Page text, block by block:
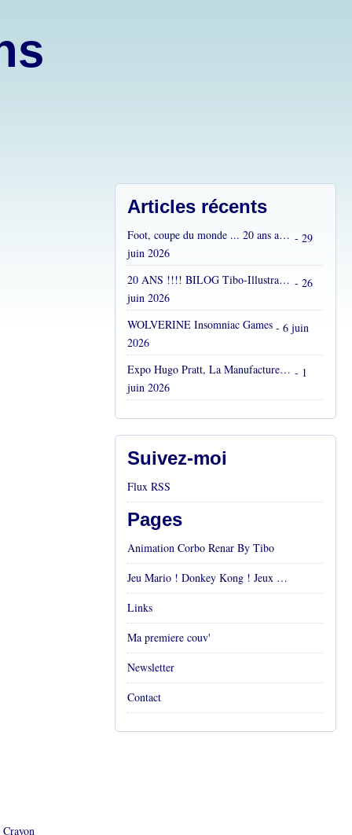
Articles récents
Foot, coupe du monde ... 20 ans après... - 29
juin 2026
20 ANS !!!! BILOG Tibo-Illustrations !! C'est fou ! - 26
juin 2026
WOLVERINE Insomniac Games - 6 juin
2026
Expo Hugo Pratt, La Manufacture, Aix en Provence, Mai 2026 - 1
juin 2026
Suivez-moi
Flux RSS
Pages
Animation Corbo Renar By Tibo
Jeu Mario ! Donkey Kong ! Jeux vidéos Rétro !
Links
Ma premiere couv'
Newsletter
Contact